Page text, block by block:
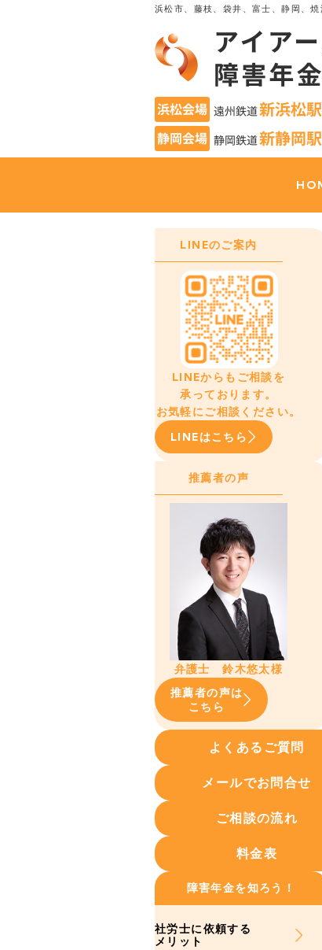
浜松市、藤枝、袋井、富士、静岡、焼
LINEのご案内
LINEからもご相談を
承っております。
お気軽にご相談ください。
LINEはこちら
推薦者の声
弁護士 鈴木悠太様
推薦者の声は
こちら
よくあるご質問
メールでお問合せ
ご相談の流れ
料金表
障害年金を知ろう！
社労士に依頼する
メリット